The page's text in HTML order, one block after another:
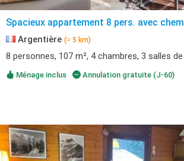
Spacieux appartement 8 pers. avec
Argentière (≈ 5 km)
8 personnes, 107 m², 4 chambres, 3 salles de
Ménage inclus Annulation gratuite (J-60)